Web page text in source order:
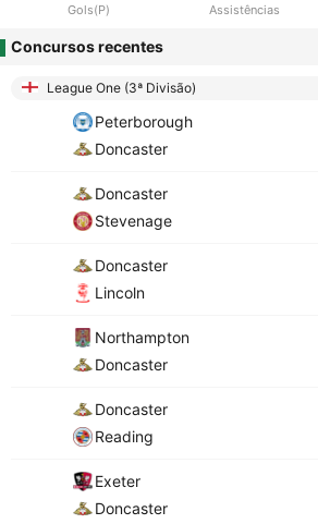
Gols(P) Assistências
Concursos recentes
League One (3ª Divisão)
Peterborough
Doncaster
Doncaster
Stevenage
Doncaster
Lincoln
Northampton
Doncaster
Doncaster
Reading
Exeter
Doncaster